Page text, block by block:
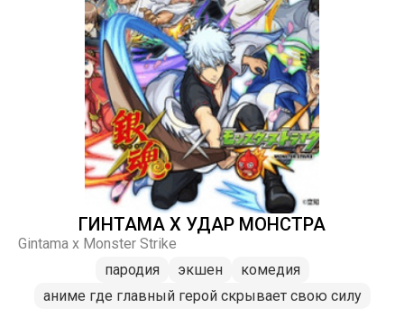
ГИНТАМА X УДАР МОНСТРА
Gintama x Monster Strike
пародия
экшен
комедия
аниме где главный герой скрывает свою силу